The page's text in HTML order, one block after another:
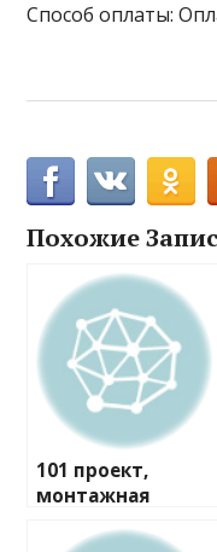
Способ оплаты:
Похожие
101 проект,
монтажная